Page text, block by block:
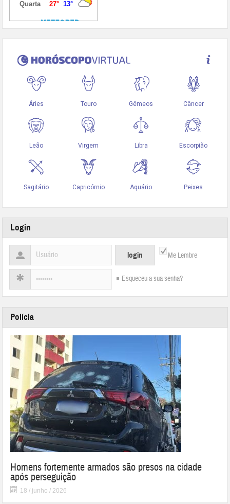
Login
Me Lembre
Esqueceu a sua senha?
Polícia
Homens fortemente armados são presos na cidade
após perseguição
18 / junho / 2026